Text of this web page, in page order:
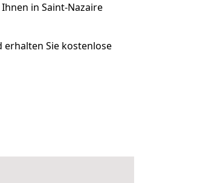
in Saint-Nazaire
Sie kostenlose